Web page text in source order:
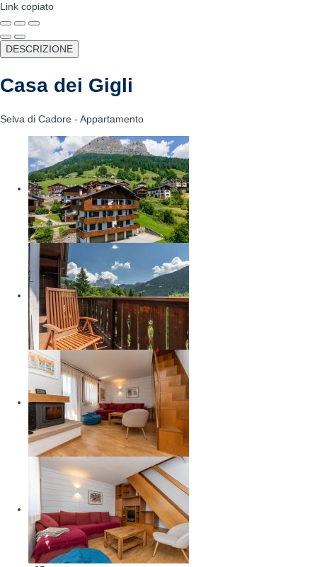
Link copiato
DESCRIZIONE
Casa dei Gigli
Selva di Cadore - Appartamento